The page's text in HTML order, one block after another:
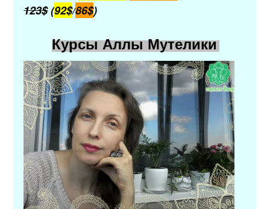
123$(92$/86$)
Курсы Аллы Мутелики